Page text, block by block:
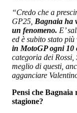
“Credo che a
GP25, Bagnaia ha
un fenomeno. E’
ed è subito stato più
in MotoGP ogni 10
categoria dei Rossi,
meglio di questi,
agganciare
Pensi che
stagione?